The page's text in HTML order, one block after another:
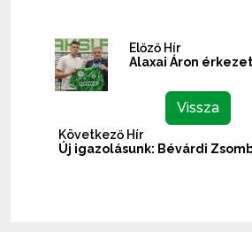
Előző Hír
Alaxai Áron
Vissza
Következő Hír
Új igazolásunk: Bévárdi